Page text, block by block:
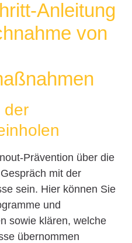
Anleitung
von
der
Prävention über die
mit der
sein. Hier können Sie
und
sowie klären, welche
übernommen